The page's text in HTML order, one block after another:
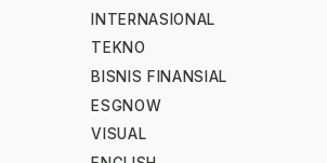
INTERNASIONAL
TEKNO
BISNIS FINANSIAL
ESGNOW
VISUAL